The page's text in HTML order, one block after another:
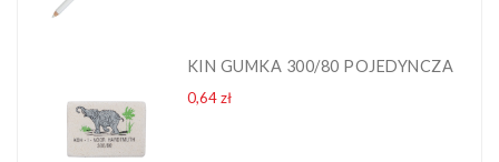
KIN GUMKA 300/80 POJEDYNCZA
0,64 złCena